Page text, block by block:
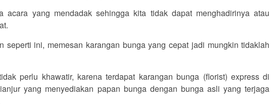
acara yang mendadak sehingga kita tidak dapat menghadirinya atau
seperti ini, memesan karangan bunga yang cepat jadi mungkin tidaklah
perlu khawatir, karena terdapat karangan bunga (florist) express di
yang menyediakan papan bunga dengan bunga asli yang terjaga